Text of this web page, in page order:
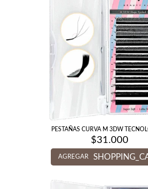
PESTAÑAS CURVA M 3DW
$31.000
AGREGAR